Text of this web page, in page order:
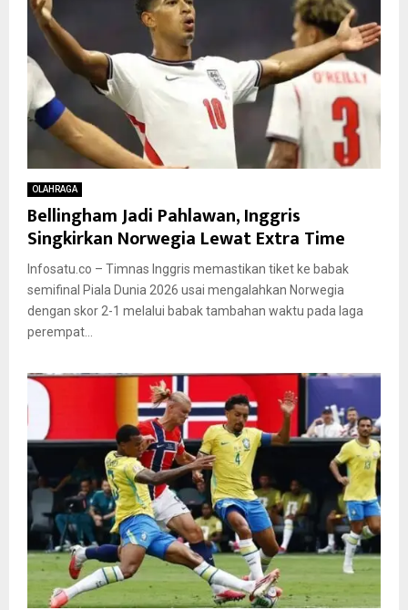
OLAHRAGA
Bellingham Jadi Pahlawan, Inggris
Singkirkan Norwegia Lewat Extra Time
Infosatu.co – Timnas Inggris memastikan tiket ke babak
semifinal Piala Dunia 2026 usai mengalahkan Norwegia
dengan skor 2-1 melalui babak tambahan waktu pada laga
perempat...